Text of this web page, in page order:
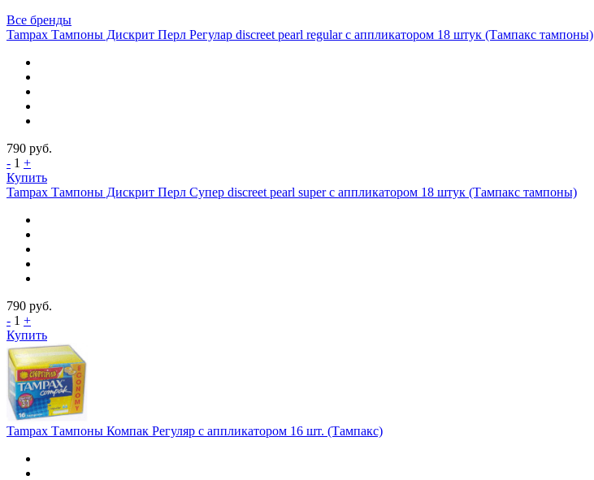
Все бренды
Tampax Тампоны Дискрит Перл Регулар discreet pearl regular с аппликатором 18 штук (Тампакс тампоны)
790 руб.
- 1 +
Купить
Tampax Тампоны Дискрит Перл Супер discreet pearl super с аппликатором 18 штук (Тампакс тампоны)
790 руб.
- 1 +
Купить
Tampax Тампоны Компак Регуляр с аппликатором 16 шт. (Тампакс)